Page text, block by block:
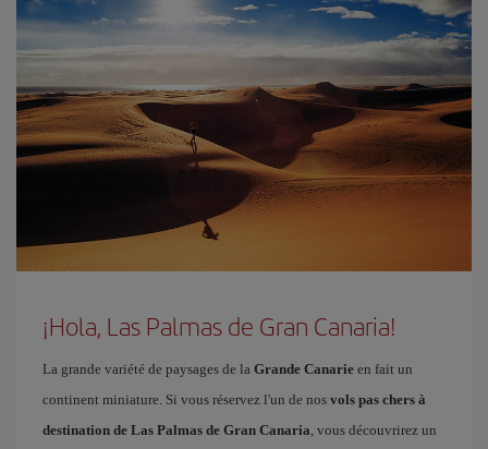
¡Hola, Las Palmas de Gran Canaria!
La grande variété de paysages de la Grande Canarie en fait un
continent miniature. Si vous réservez l'un de nos vols pas chers à
destination de Las Palmas de Gran Canaria, vous découvrirez un